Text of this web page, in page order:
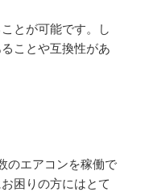
とが可能です。し
ことや互換性があ
のエアコンを稼働で
困りの方にはとて